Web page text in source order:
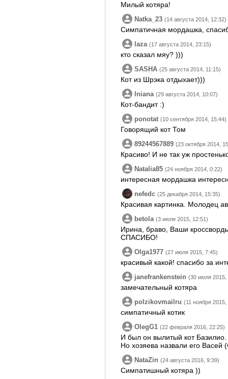
Милый котяра!
Natka_23 (14 августа 2014, 12:32)
Симпатичная мордашка,
laza (17 августа 2014, 23:15)
кто сказал мяу? )))
SASHA (25 августа 2014, 11:15)
Кот из Шрэка отдыхает)))
Iniana (29 августа 2014, 10:07)
Кот-бандит :)
ponotat (10 сентября 2014, 15:44)
Говорящий кот Том
89244567889 (23 октября 2014,
Красиво! И не так уж
Natalia85 (24 ноября 2014, 0:22)
интересная мордашка
nefedc (25 декабря 2014, 15:35)
Красивая картинка. Молодец
betola (3 июля 2015, 12:51)
Ирина, браво, Ваши
СПАСИБО!
Olga1977 (27 июля 2015, 7:45)
красивый какой! спасибо за
janefrankenstein (30 июля 2015,
замечательный котяра
polzikovmailru (11 ноября 2015,
симпатичный котик
OlegG1 (22 февраля 2016, 22:25)
И был он вылитый кот Базилио.
Но хозяева назвали его Васей
NataZin (24 августа 2016, 9:39)
Симпатишный котяра ))